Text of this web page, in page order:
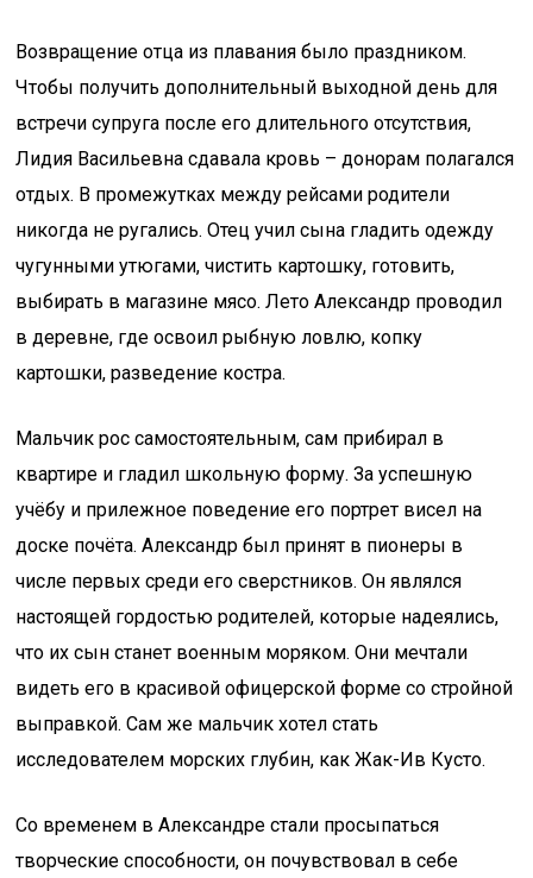
Возвращение отца из плавания было праздником.
Чтобы получить дополнительный выходной день для
встречи супруга после его длительного отсутствия,
Лидия Васильевна сдавала кровь – донорам полагался
отдых. В промежутках между рейсами родители
никогда не ругались. Отец учил сына гладить одежду
чугунными утюгами, чистить картошку, готовить,
выбирать в магазине мясо. Лето Александр проводил
в деревне, где освоил рыбную ловлю, копку
картошки, разведение костра.
Мальчик рос самостоятельным, сам прибирал в
квартире и гладил школьную форму. За успешную
учёбу и прилежное поведение его портрет висел на
доске почёта. Александр был принят в пионеры в
числе первых среди его сверстников. Он являлся
настоящей гордостью родителей, которые надеялись,
что их сын станет военным моряком. Они мечтали
видеть его в красивой офицерской форме со стройной
выправкой. Сам же мальчик хотел стать
исследователем морских глубин, как Жак-Ив Кусто.
Со временем в Александре стали просыпаться
творческие способности, он почувствовал в себе